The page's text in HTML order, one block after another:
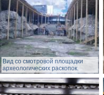
Вид со смотровой площадки
археологических раскопок.